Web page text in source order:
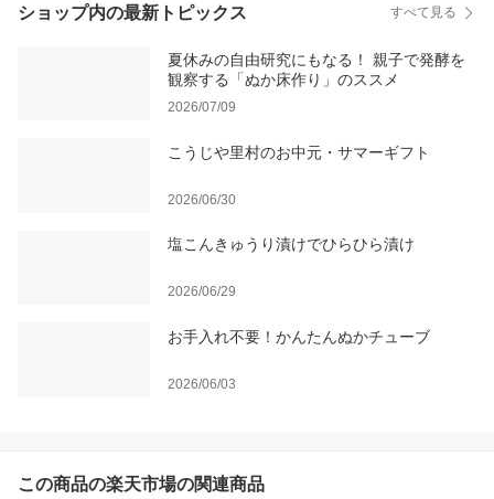
ショップ内の最新トピックス すべて見る
夏休みの自由研究にもなる！ 親子で発酵を
観察する「ぬか床作り」のススメ
2026/07/09
こうじや里村のお中元・サマーギフト
2026/06/30
塩こんきゅうり漬けでひらひら漬け
2026/06/29
お手入れ不要！かんたんぬかチューブ
2026/06/03
この商品の楽天市場の関連商品